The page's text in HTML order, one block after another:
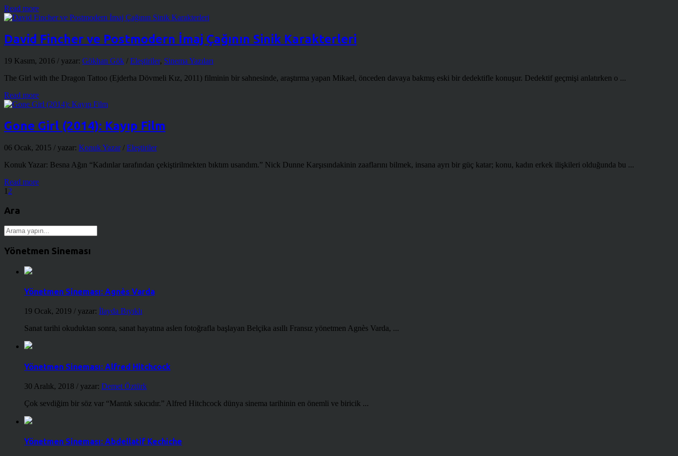
Read more
David Fincher ve Postmodern İmaj Çağının Sinik Karakterleri
19 Kasım, 2016 / yazar: Gökhan Gök / Eleştiriler, Sinema Yazıları
The Girl with the Dragon Tattoo (Ejderha Dövmeli Kız, 2011) filminin bir sahnesinde, araştırma yapan Mikael, önceden davaya bakmış eski bir dedektifle konuşur. Dedektif geçmişi anlatırken o ...
Read more
Gone Girl (2014): Kayıp Film
06 Ocak, 2015 / yazar: Konuk Yazar/ Eleştiriler
Konuk Yazar: Besna Ağın “Kadınlar tarafından çekiştirilmekten bıktım usandım.” Nick Dunne Karşısındakinin zaaflarını bilmek, insana ayrı bir güç katar; konu, kadın erkek ilişkileri olduğunda bu ...
Read more
1 2
Ara
Yönetmen Sineması
Yönetmen Sineması: Agnès Varda
19 Ocak, 2019 / yazar: İlayda Bıyıklı
Sanat tarihi okuduktan sonra, sanat hayatına aslen fotoğrafla başlayan Belçika asıllı Fransız yönetmen Agnès Varda, ...
Yönetmen Sineması: Alfred Hitchcock
30 Aralık, 2018 / yazar: Demet Öztürk
Çok sevdiğim bir söz var “Mantık sıkıcıdır.” Alfred Hitchcock dünya sinema tarihinin en önemli ve biricik ...
Yönetmen Sineması: Abdellatif Kechiche